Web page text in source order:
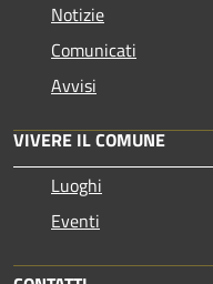
Notizie
Comunicati
Avvisi
VIVERE IL COMUNE
Luoghi
Eventi